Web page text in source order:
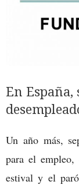
En España,
Un año más,
para el
estival y el